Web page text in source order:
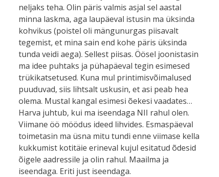
neljaks teha. Olin päris valmis asjal sel aastal
minna laskma, aga laupäeval istusin ma üksinda
kohvikus (poistel oli mängunurgas piisavalt
tegemist, et mina sain end kohe päris üksinda
tunda veidi aega). Sellest piisas. Öösel joonistasin
ma idee puhtaks ja pühapäeval tegin esimesed
trükikatsetused. Kuna mul printimisvõimalused
puuduvad, siis lihtsalt uskusin, et asi peab hea
olema. Mustal kangal esimesi õekesi vaadates…
Harva juhtub, kui ma iseendaga NII rahul olen.
Viimane öö möödus ideed lihvides. Esmaspäeval
toimetasin ma üsna mitu tundi enne viimase kella
kukkumist kotitäie erineval kujul esitatud õdesid
õigele aadressile ja olin rahul. Maailma ja
iseendaga. Eriti just iseendaga.